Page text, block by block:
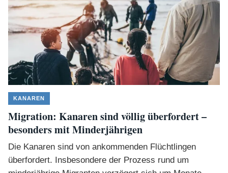
KANAREN
Migration: Kanaren sind völlig überfordert –
besonders mit Minderjährigen
Die Kanaren sind von ankommenden Flüchtlingen
überfordert. Insbesondere der Prozess rund um